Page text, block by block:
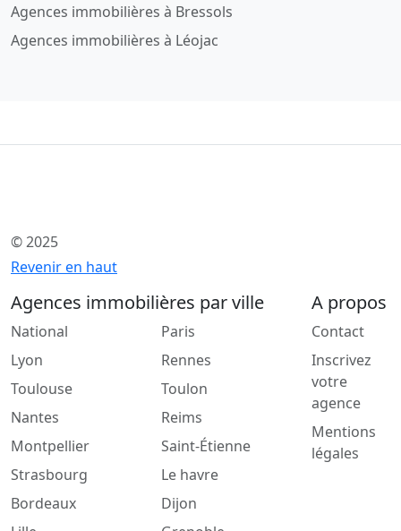
Agences immobilières à Bressols
Agences immobilières à Léojac
© 2025
Revenir en haut
Agences immobilières par ville
National
Lyon
Toulouse
Nantes
Montpellier
Strasbourg
Bordeaux
Paris
Rennes
Toulon
Reims
Saint-Étienne
Le havre
Dijon
A propos
Contact
Inscrivez
votre
agence
Mentions
légales